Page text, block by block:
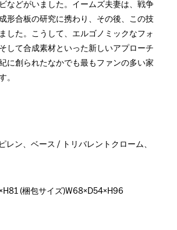
などがいました。イームズ夫妻は、戦争
形合板の研究に携わり、その後、この技
した。こうして、エルゴノミックなフォ
して合成素材といった新しいアプローチ
に創られたなかでも最もファンの多い家
。
レン、ベース / トリバレントクローム、
(梱包サイズ)W68×D54×H96